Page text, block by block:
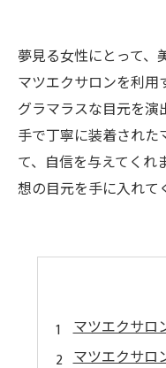
夢見る女性にとって、
マツエクサロンを利
グラマラスな目元を演
手で丁寧に装着され
て、自信を与えてくれ
想の目元を手に入れて
マツエクサロ
マツエクサロ